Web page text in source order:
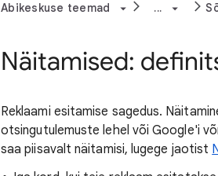
Abikeskuse teemad ...
Näitamised:
Reklaami esitamise sagedus.
otsingutulemuste lehel või Google'i
saa piisavalt näitamisi, lugege jaotist